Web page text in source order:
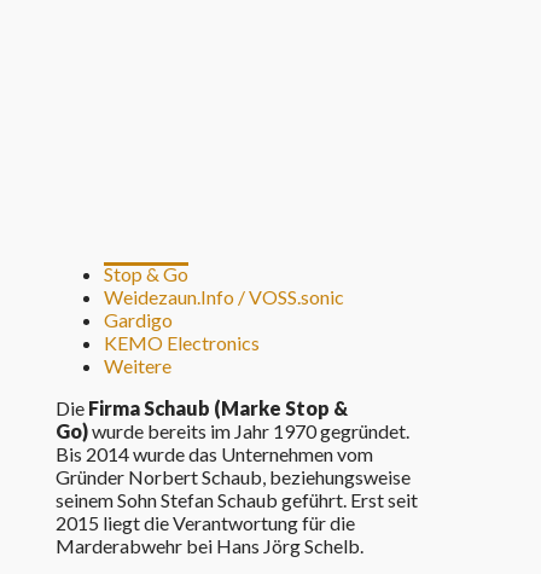
Stop & Go
Weidezaun.Info / VOSS.sonic
Gardigo
KEMO Electronics
Weitere
DieFirma Schaub (Marke Stop &
Go)wurde bereits im Jahr 1970 gegründet.
Bis 2014 wurde das Unternehmen vom
Gründer Norbert Schaub, beziehungsweise
seinem Sohn Stefan Schaub geführt. Erst seit
2015 liegt die Verantwortung für die
Marderabwehr bei Hans Jörg Schelb.